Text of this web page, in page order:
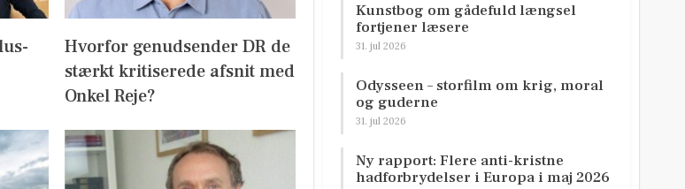
Hvorfor genudsender DR de
stærkt kritiserede afsnit med
Onkel Reje?
Kunstbog om gådefuld længsel
fortjener læsere
31. jul 2026
Odysseen – storfilm om krig, moral
og guderne
31. jul 2026
Ny rapport: Flere anti-kristne
hadforbrydelser i Europa i maj 2026